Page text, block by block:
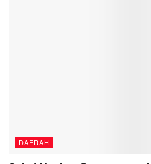
DAERAH